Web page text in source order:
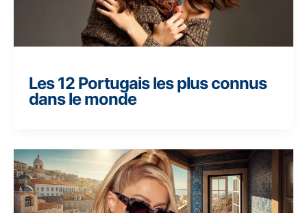
Les 12 Portugais les plus connus
dans le monde